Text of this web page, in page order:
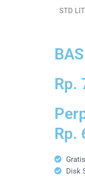
STD
Rp.
Rp.
Disk